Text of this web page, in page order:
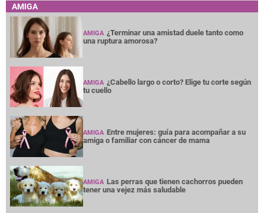
AMIGA
AMIGA ¿Terminar una amistad duele tanto como
una ruptura amorosa?
AMIGA ¿Cabello largo o corto? Elige tu corte según
tu cuello
AMIGA Entre mujeres: guía para acompañar a su
amiga o familiar con cáncer de mama
AMIGA Las perras que tienen cachorros pueden
tener una vejez más saludable